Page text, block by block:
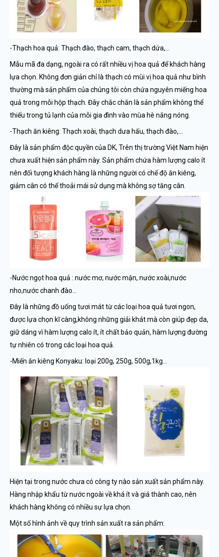
-Thạch hoa quả: Thạch đào, thạch cam, thạch dứa,…
Mẫu mã đa dạng, ngoài ra có rất nhiều vị hoa quả để khách hàng
lựa chọn. Không đơn giản chỉ là thạch có mùi vị hoa quả như bình
thường mà sản phẩm của chúng tôi còn chứa nguyên miếng hoa
quả trong mỗi hộp thạch. Đây chắc chắn là sản phẩm không thể
thiếu trong tủ lạnh của mỗi gia đình vào mùa hè nắng nóng.
-Thạch ăn kiêng: Thạch xoài, thạch dưa hấu, thạch đào,…
Đây là sản phẩm độc quyền của DK, Trên thị trường Việt Nam hiện
chưa xuất hiện sản phẩm này. Sản phẩm chứa hàm lượng calo ít
nên đối tượng khách hàng là những người có chế độ ăn kiêng,
giảm cân có thể thoải mái sử dụng mà không sợ tăng cân.
-Nước ngọt hoa quả : nước mơ, nước mận, nước xoài,nước
nho,nước chanh đào…
Đây là những đồ uống tươi mát từ các loại hoa quả tươi ngon,
được lựa chọn kĩ càng,không những giải khát mà còn giúp đẹp da,
giữ dáng vì hàm lượng calo ít, ít chất bảo quản, hàm lượng đường
tự nhiên có trong các loại hoa quả.
-Miến ăn kiêng Konyaku: loại 200g, 250g, 500g,1kg…
Hiện tại trong nước chưa có công ty nào sản xuất sản phẩm này.
Hàng nhập khẩu từ nước ngoài về khá ít và giá thành cao, nên
khách hàng không có nhiều sự lựa chọn.
Một số hình ảnh về quy trình sản xuất ra sản phẩm: